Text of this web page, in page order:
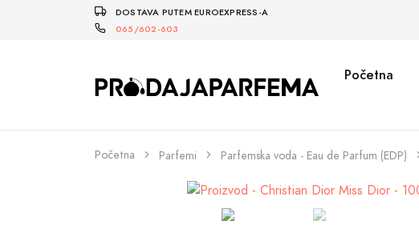
DOSTAVA PUTEM EUROEXPRESS-A
065/602-603
Početna
Početna Parfemi Parfemska voda - Eau de Parfum (EDP)